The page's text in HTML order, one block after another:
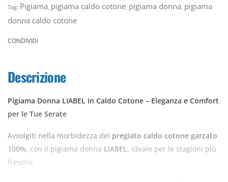
Tag: Pigiama pigiama caldo cotone pigiama donna pigiama
donna caldo cotone
CONDIVIDI
Descrizione
Pigiama Donna LIABEL in Caldo Cotone – Eleganza e Comfort
per le Tue Serate
Avvolgiti nella morbidezza del pregiato caldo cotone garzato
100%, con il pigiama donna LIABEL, ideale per le stagioni più
fresche.